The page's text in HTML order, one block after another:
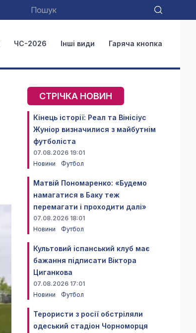
ЧС-2026 Інші види Гаряча кнопка
СТРІЧКА НОВИН
Кінець історії: Реал та Вінісіус
Жуніор визначилися з майбутнім
футболіста
07.08.2026 19:01
Новини
Футбол
Матвій Пономаренко: «Будемо
намагатися в Баку теж
перемагати і проходити далі»
07.08.2026 18:01
Новини
Футбол
Культовий іспанський клуб має
бажання підписати Віктора
Циганкова
07.08.2026 17:01
Новини
Футбол
Терористи з росії обстріляли
одеський стадіон Чорноморця